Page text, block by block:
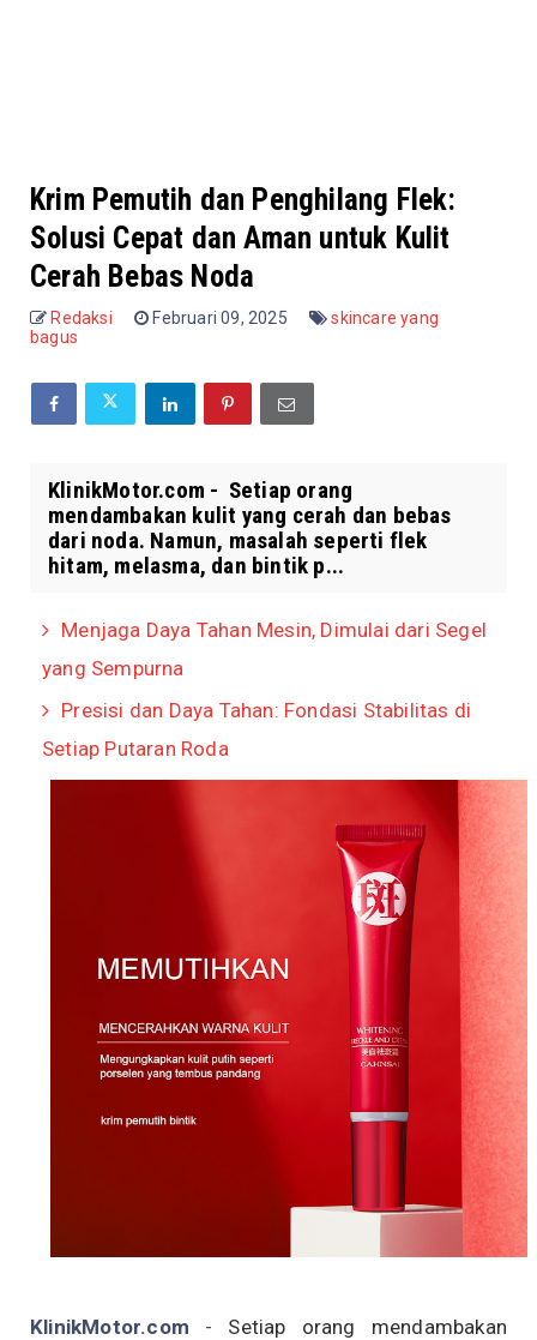
Krim Pemutih dan Penghilang Flek:
Solusi Cepat dan Aman untuk Kulit
Cerah Bebas Noda
Redaksi Februari 09, 2025
skincare yang
bagus
KlinikMotor.com - Setiap orang
mendambakan kulit yang cerah dan bebas
dari noda. Namun, masalah seperti flek
hitam, melasma, dan bintik p...
Menjaga Daya Tahan Mesin, Dimulai dari Segel
yang Sempurna
Presisi dan Daya Tahan: Fondasi Stabilitas di
Setiap Putaran Roda
KlinikMotor.com - Setiap orang mendambakan